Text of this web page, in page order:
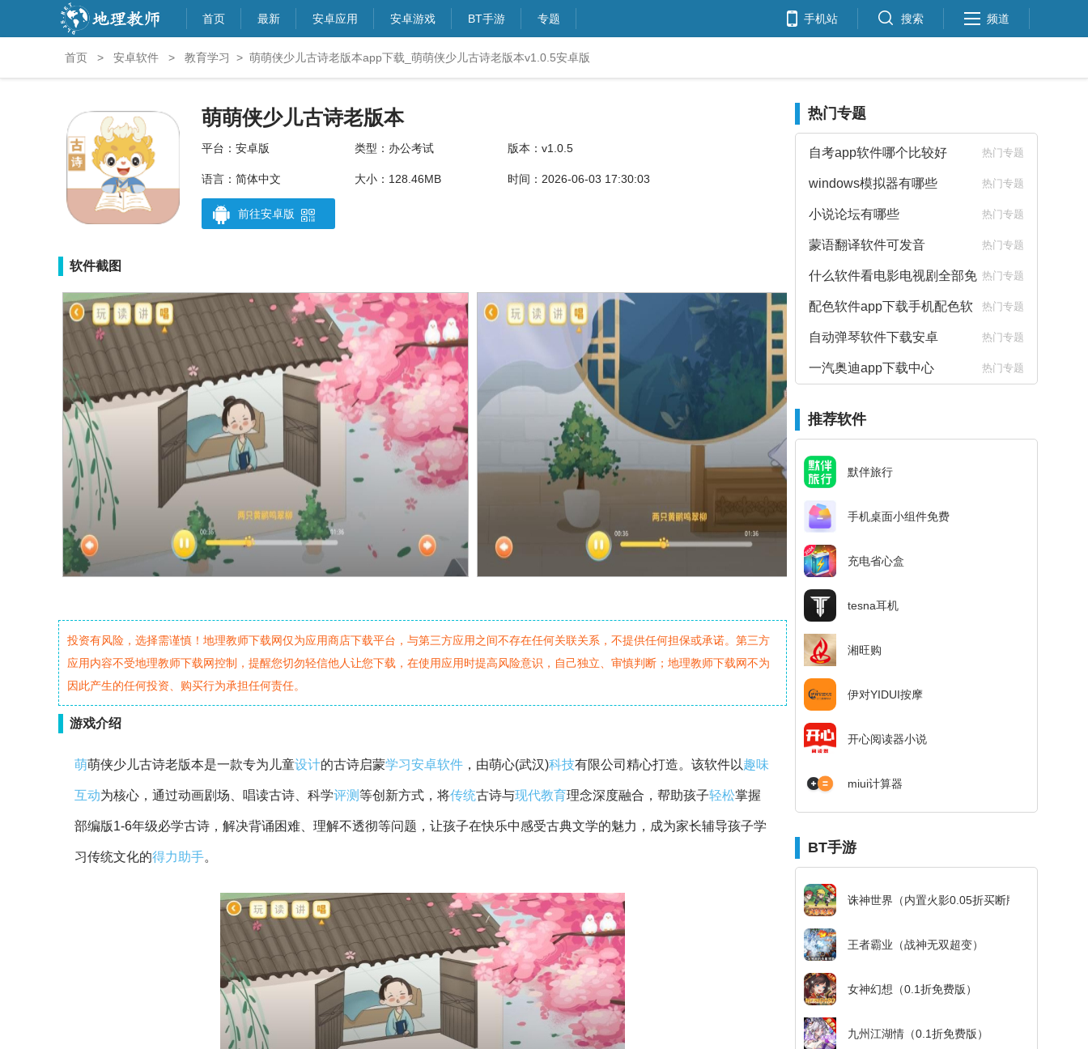
首页 最新 安卓应用 安卓游戏 BT手游 专题 手机站 搜索 频道
首页 > 安卓软件 > 教育学习 > 萌萌侠少儿古诗老版本app下载_萌萌侠少儿古诗老版本v1.0.5安卓版
萌萌侠少儿古诗老版本
平台：安卓版 类型：办公考试 版本：v1.0.5
语言：简体中文 大小：128.46MB 时间：2026-06-03 17:30:03
前往安卓版
软件截图
投资有风险，选择需谨慎！地理教师下载网仅为应用商店下载平台，与第三方应用之间不存在任何关联关系，不提供任何担保或承诺。第三方
应用内容不受地理教师下载网控制，提醒您切勿轻信他人让您下载，在使用应用时提高风险意识，自己独立、审慎判断；地理教师下载网不为
因此产生的任何投资、购买行为承担任何责任。
游戏介绍
萌萌侠少儿古诗老版本是一款专为儿童设计的古诗启蒙学习安卓软件 ，由萌心(武汉)科技有限公司精心打造。该软件以趣味
互动为核心，通过动画剧场、唱读古诗、科学评测等创新方式，将传统古诗与现代教育理念深度融合，帮助孩子轻松掌握
部编版1-6年级必学古诗，解决背诵困难、理解不透彻等问题，让孩子在快乐中感受古典文学的魅力，成为家长辅导孩子学
习传统文化的得力 助手。
热门专题
自考app软件哪个比较好 热门专题
windows模拟器有哪些 热门专题
小说论坛有哪些 热门专题
蒙语翻译软件可发音 热门专题
什么软件看电影电视剧全部免
费
热门专题
配色软件app下载手机配色软
件下载
热门专题
自动弹琴软件下载安卓 热门专题
一汽奥迪app下载中心 热门专题
推荐软件
默伴旅行
手机桌面小组件免费
充电省心盒
tesna耳机
湘旺购
伊对YIDUI按摩
开心阅读器小说
miui计算器
BT手游
诛神世界（内置火影0.05折买断版）
王者霸业（战神无双超变）
女神幻想（0.1折免费版）
九州江湖情（0.1折免费版）